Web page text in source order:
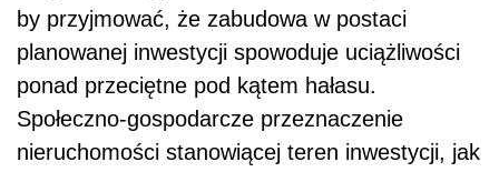
by przyjmować, że zabudowa w postaci
planowanej inwestycji spowoduje uciążliwości
ponad przeciętne pod kątem hałasu.
Społeczno-gospodarcze przeznaczenie
nieruchomości stanowiącej teren inwestycji, jak